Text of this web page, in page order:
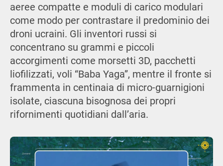
aeree compatte e moduli di carico modulari
come modo per contrastare il predominio dei
droni ucraini. Gli inventori russi si
concentrano su grammi e piccoli
accorgimenti come morsetti 3D, pacchetti
liofilizzati, voli “Baba Yaga”, mentre il fronte si
frammenta in centinaia di micro-guarnigioni
isolate, ciascuna bisognosa dei propri
rifornimenti quotidiani dall’aria.